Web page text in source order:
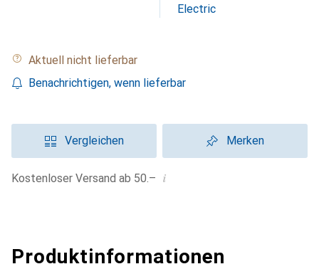
Electric
Aktuell nicht lieferbar
Benachrichtigen, wenn lieferbar
Vergleichen Merken
Kostenloser Versand ab 50.– i
Produktinformationen